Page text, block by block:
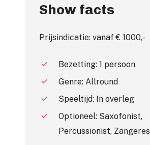
Show facts
Prijsindicatie: vanaf € 1000,-
Bezetting: 1 persoon
Genre: Allround
Speeltijd: In overleg
Optioneel: Saxofonist,
Percussionist, Zangeres